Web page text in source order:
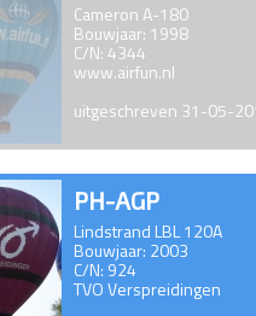
Cameron A-180
Bouwjaar: 1998
C/N: 4344
www.airfun.nl
uitgeschreven 31-05-
PH-AGP
Lindstrand LBL 120A
Bouwjaar: 2003
C/N: 924
TVO Verspreidingen